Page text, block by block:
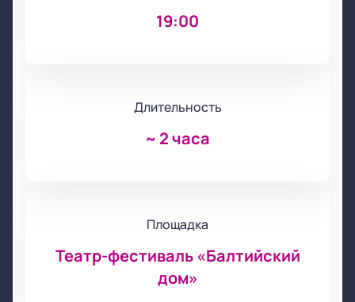
19:00
Длительность
~ 2 часа
Площадка
Театр-фестиваль «Балтийский
дом»